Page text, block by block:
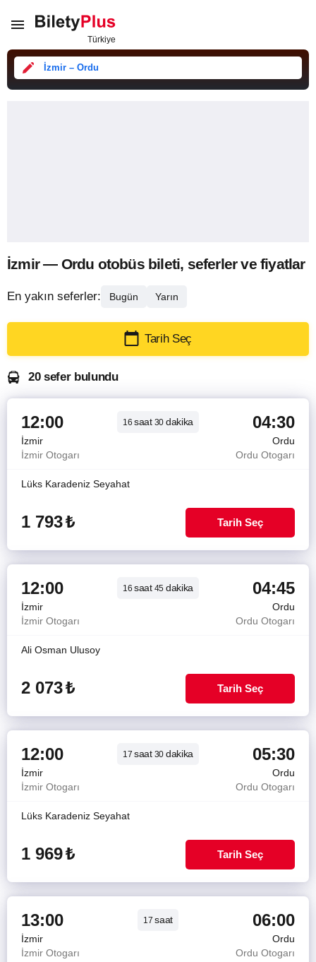
İzmir – Ordu
İzmir — Ordu otobüs bileti, seferler ve fiyatlar
En yakın seferler: Bugün Yarın
Tarih Seç
20 sefer bulundu
12:00 16saat30 dakika 04:30
İzmir
Ordu
İzmir Otogarı
Ordu Otogarı
Lüks Karadeniz Seyahat
1 793₺ Tarih Seç
12:00 16saat45 dakika 04:45
İzmir
Ordu
İzmir Otogarı
Ordu Otogarı
Ali Osman Ulusoy
2 073₺ Tarih Seç
12:00 17saat30 dakika 05:30
İzmir
Ordu
İzmir Otogarı
Ordu Otogarı
Lüks Karadeniz Seyahat
1 969₺ Tarih Seç
13:00 17saat 06:00
İzmir
Ordu
İzmir Otogarı
Ordu Otogarı